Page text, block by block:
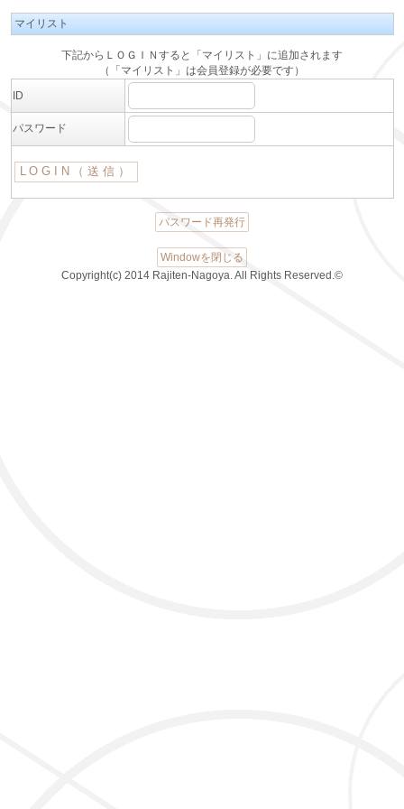
マイリスト
下記からＬＯＧＩＮすると「マイリスト」に追加されます
（「マイリスト」は会員登録が必要です）
ID
パスワード
パスワード再発行
Windowを閉じる
Copyright(c) 2014 Rajiten-Nagoya. All Rights Reserved.©